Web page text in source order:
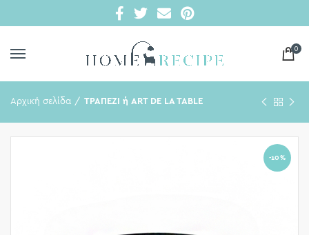
0
Αρχική σελίδα ΤΡΑΠΕΖΙ ή ART DE LA TABLE
-10%